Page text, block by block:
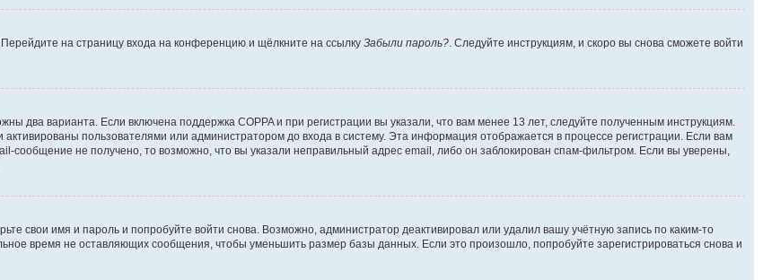
на страницу входа на конференцию и щёлкните на ссылку Забыли пароль? . Следуйте инструкциям, и скоро вы снова сможете войти
два варианта. Если включена поддержка COPPA и при регистрации вы указали, что вам менее 13 лет, следуйте полученным инструкциям.
пользователями или администратором до входа в систему. Эта информация отображается в процессе регистрации. Если вам
не получено, то возможно, что вы указали неправильный адрес email, либо он заблокирован спам-фильтром. Если вы уверены,
свои имя и пароль и попробуйте войти снова. Возможно, администратор деактивировал или удалил вашу учётную запись по каким-то
время не оставляющих сообщения, чтобы уменьшить размер базы данных. Если это произошло, попробуйте зарегистрироваться снова и